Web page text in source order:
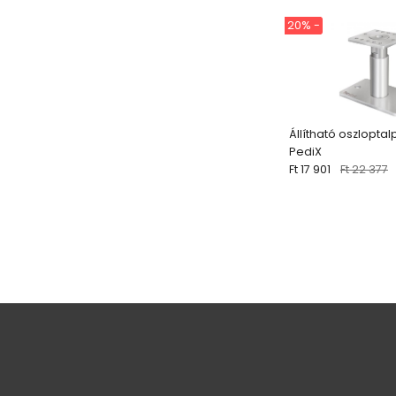
Állítható
PediX
20% -
Ft 17 901 Ft 22 377